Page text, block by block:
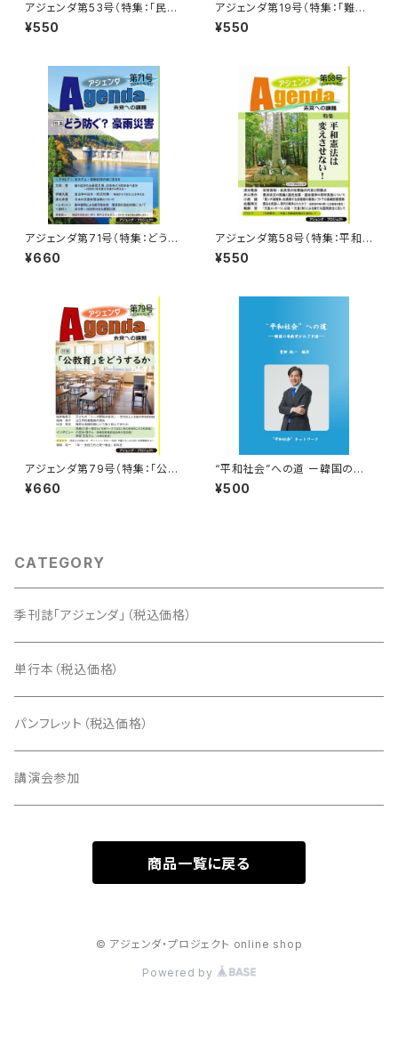
アジェンダ第53号（特集：「民主
主義」を考える）
¥550
アジェンダ第19号（特集：「難民
鎖国」の壁を破る！）
¥550
アジェンダ第71号（特集：どう防
ぐ？ 豪雨災害）
¥660
アジェンダ第58号（特集：平和
憲法は変えさせない！）
¥550
アジェンダ第79号（特集：「公教
育」をどうするか）
¥660
“平和社会”への道 ー韓国の革
新党がめざす国ー
¥500
CATEGORY
季刊誌「アジェンダ」（税込価格）
単行本（税込価格）
パンフレット（税込価格）
講演会参加
商品一覧に戻る
© アジェンダ・プロジェクト online shop
Powered by